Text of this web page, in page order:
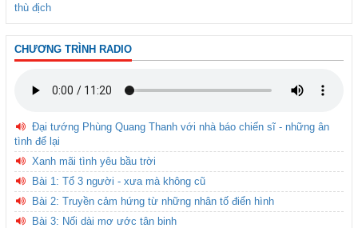
thù địch
CHƯƠNG TRÌNH RADIO
Đại tướng Phùng Quang Thanh với nhà báo chiến sĩ - những ân
tình để lại
Xanh mãi tình yêu bầu trời
Bài 1: Tổ 3 người - xưa mà không cũ
Bài 2: Truyền cảm hứng từ những nhân tố điển hình
Bài 3: Nối dài mơ ước tân binh